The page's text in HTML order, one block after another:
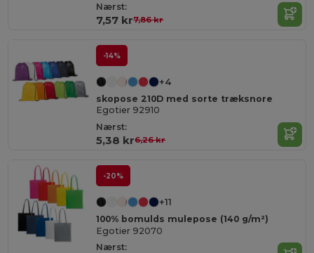
Nærst:
7,57 kr7,86 kr
-14%
+4
skopose 210D med sorte træksnore
Egotier 92910
Nærst:
5,38 kr6,26 kr
-20%
+11
100% bomulds mulepose (140 g/m²)
Egotier 92070
Nærst: